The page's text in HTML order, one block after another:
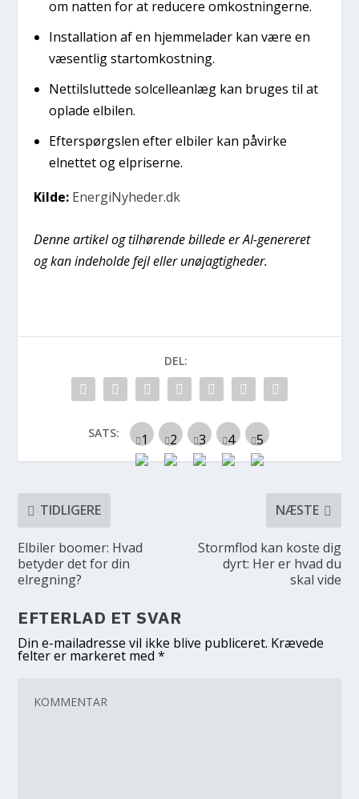
om natten for at reducere omkostningerne.
Installation af en hjemmelader kan være en
væsentlig startomkostning.
Nettilsluttede solcelleanlæg kan bruges til at
oplade elbilen.
Efterspørgslen efter elbiler kan påvirke
elnettet og elpriserne.
Kilde: EnergiNyheder.dk
Denne artikel og tilhørende billede er AI-genereret
og kan indeholde fejl eller unøjagtigheder.
DEL:
SATS:
TIDLIGERE
Elbiler boomer: Hvad
betyder det for din
elregning?
NÆSTE
Stormflod kan koste dig
dyrt: Her er hvad du
skal vide
EFTERLAD ET SVAR
Din e-mailadresse vil ikke blive publiceret. Krævede
felter er markeret med*